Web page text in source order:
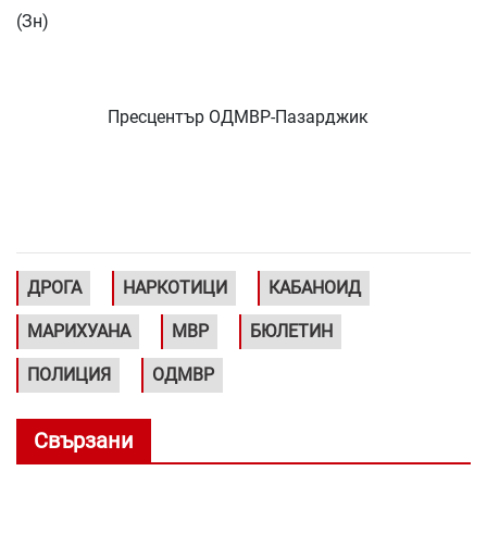
(Зн)
Пресцентър ОДМВР-Пазарджик
ДРОГА НАРКОТИЦИ КАБАНОИД
МАРИХУАНА МВР БЮЛЕТИН
ПОЛИЦИЯ ОДМВР
Свързани